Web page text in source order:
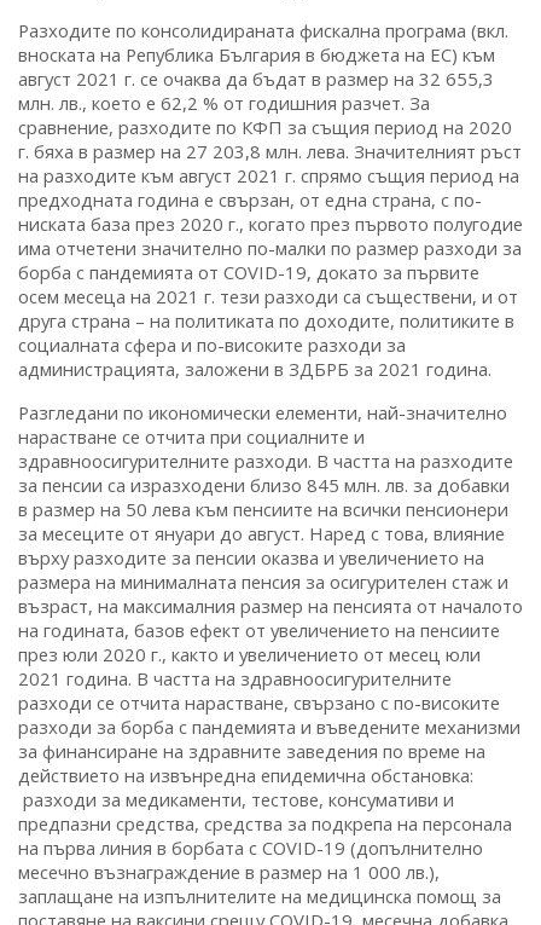
Разходите по консолидираната фискална програма (вкл.
вноската на Република България в бюджета на ЕС) към
август 2021 г. се очаква да бъдат в размер на 32 655,3
млн. лв., което е 62,2 % от годишния разчет. За
сравнение, разходите по КФП за същия период на 2020
г. бяха в размер на 27 203,8 млн. лева. Значителният ръст
на разходите към август 2021 г. спрямо същия период на
предходната година е свързан, от една страна, с по-
ниската база през 2020 г., когато през първото полугодие
има отчетени значително по-малки по размер разходи за
борба с пандемията от COVID-19, докато за първите
осем месеца на 2021 г. тези разходи са съществени, и от
друга страна – на политиката по доходите, политиките в
социалната сфера и по-високите разходи за
администрацията, заложени в ЗДБРБ за 2021 година.
Разгледани по икономически елементи, най-значително
нарастване се отчита при социалните и
здравноосигурителните разходи. В частта на разходите
за пенсии са изразходени близо 845 млн. лв. за добавки
в размер на 50 лева към пенсиите на всички пенсионери
за месеците от януари до август. Наред с това, влияние
върху разходите за пенсии оказва и увеличението на
размера на минималната пенсия за осигурителен стаж и
възраст, на максималния размер на пенсията от началото
на годината, базов ефект от увеличението на пенсиите
през юли 2020 г., както и увеличението от месец юли
2021 година. В частта на здравноосигурителните
разходи се отчита нарастване, свързано с по-високите
разходи за борба с пандемията и въведените механизми
за финансиране на здравните заведения по време на
действието на извънредна епидемична обстановка:
разходи за медикаменти, тестове, консумативи и
предпазни средства, средства за подкрепа на персонала
на първа линия в борбата с COVID-19 (допълнително
месечно възнаграждение в размер на 1 000 лв.),
заплащане на изпълнителите на медицинска помощ за
поставяне на ваксини срещу COVID-19, месечна добавка